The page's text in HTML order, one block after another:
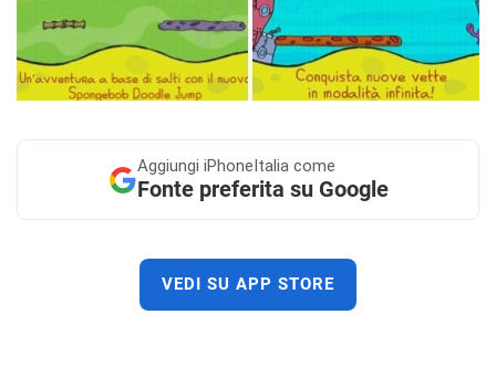
Aggiungi iPhoneItalia come
Fonte preferita su Google
VEDI SU APP STORE